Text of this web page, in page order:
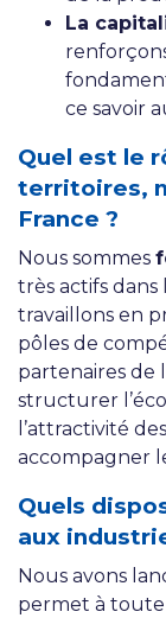
La
ce savoir
Quel est le
territoires,
France ?
Nous sommes
très actifs dans
travaillons en
pôles de
partenaires de
structurer
l’attractivité
accompagner
Quels
aux
Nous avons
permet à